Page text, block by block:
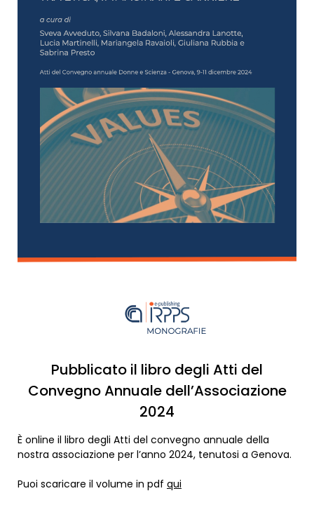
Pubblicato il libro degli Atti del
Convegno Annuale dell’Associazione
2024
È online il libro degli Atti del convegno annuale della
nostra associazione per l’anno 2024, tenutosi a Genova.
Puoi scaricare il volume in pdf qui